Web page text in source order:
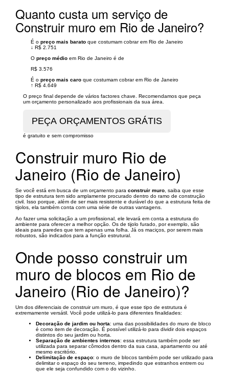
Quanto custa um serviço de
Construir muro em Rio de Janeiro?
É o preço mais barato que costumam cobrar em Rio de Janeiro
↓ R$ 2.751
O preço médio em Rio de Janeiro é de
R$ 3.576
É o preço mais caro que costumam cobrar em Rio de Janeiro
↑ R$ 4.649
O preço final depende de vários factores chave. Recomendamos que peça
um orçamento personalizado aos profissionais da sua área.
é gratuito e sem compromisso
Construir muro Rio de
Janeiro (Rio de Janeiro)
Se você está em busca de um orçamento para construir muro , saiba que esse
tipo de estrutura tem sido amplamente procurado dentro do ramo de construção
civil. Isso porque, além de ser mais resistente e durável do que a estrutura feita de
tijolos, ela também conta com uma série de outras vantagens.
Ao fazer uma solicitação a um profissional, ele levará em conta a estrutura do
ambiente para oferecer a melhor opção. Os de tijolo furado, por exemplo, são
ideais para paredes que tem apenas uma folha. Já os maciços, por serem mais
robustos, são indicados para a função estrutural.
Onde posso construir um
muro de blocos em Rio de
Janeiro (Rio de Janeiro)?
Um dos diferenciais de construir um muro, é que esse tipo de estrutura é
extremamente versátil. Você pode utilizá-lo para diferentes finalidades:
Decoração de jardim ou horta: uma das possibilidades do muro de bloco
é como item de decoração. É possível utilizá-lo para dividir dois espaços
distintos do seu jardim ou horta.
Separação de ambientes internos: essa estrutura também pode ser
utilizada para separar cômodos dentro da sua casa, apartamento ou até
mesmo escritório.
Delimitação de espaço: o muro de blocos também pode ser utilizado para
delimitar o espaço do seu terreno, impedindo que estranhos entrem ou
que ele seja confundido com o do vizinho.